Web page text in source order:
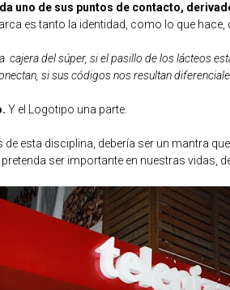
uno de sus puntos de contacto,
es tanto la identidad, como lo que hace,
cajera del súper, si el pasillo de los lácteos
si sus códigos nos resultan
Y el Logotipo una parte.
de esta disciplina, debería ser un mantra
ser importante en nuestras vidas,